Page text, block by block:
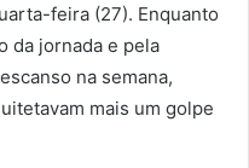
feira (27). Enquanto
da jornada e pela
na semana,
mais um golpe